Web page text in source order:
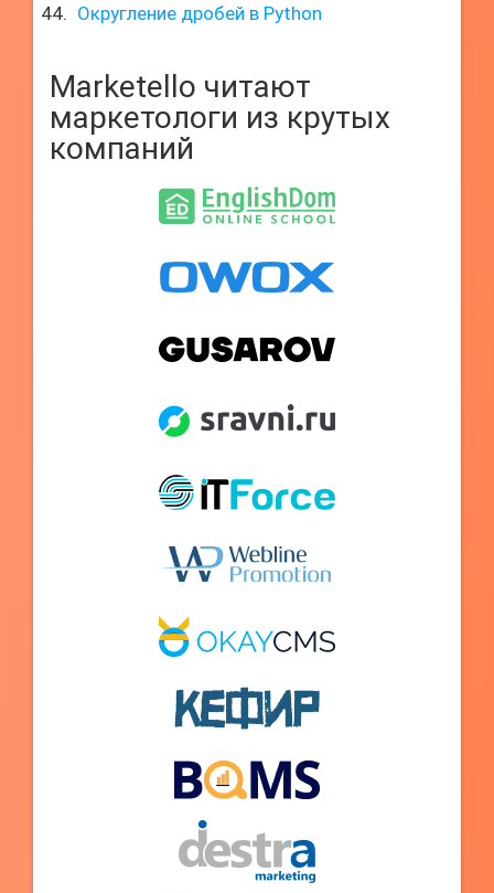
Округление дробей в Python
Marketello читают
маркетологи из крутых
компаний